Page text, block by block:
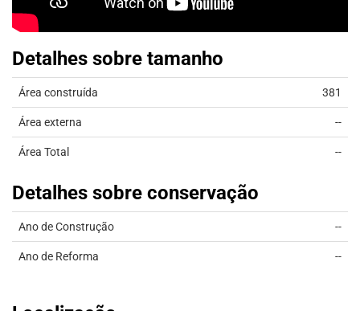
Detalhes sobre tamanho
Área construída 381
Área externa --
Área Total --
Detalhes sobre conservação
Ano de Construção --
Ano de Reforma --